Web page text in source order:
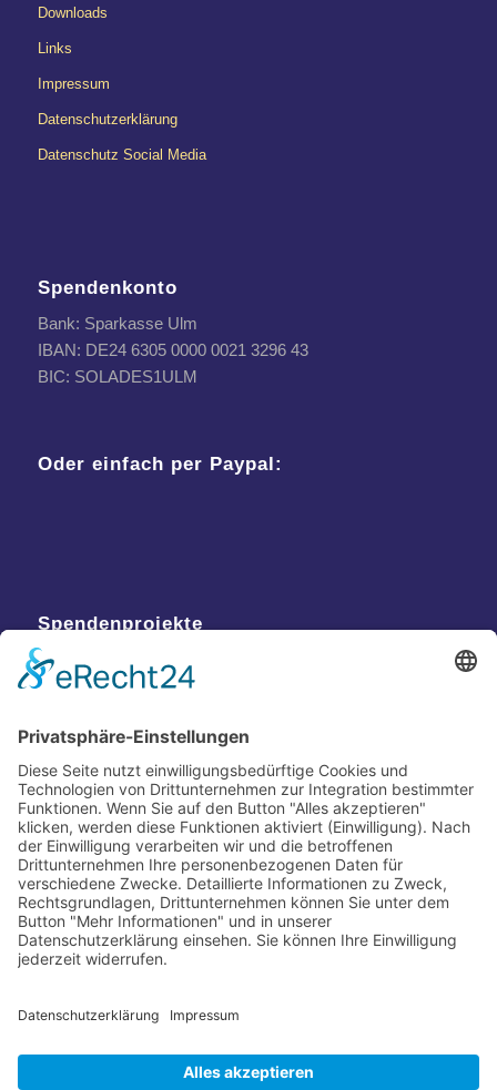
Downloads
Links
Impressum
Datenschutzerklärung
Datenschutz Social Media
Spendenkonto
Bank: Sparkasse Ulm
IBAN: DE24 6305 0000 0021 3296 43
BIC: SOLADES1ULM
Oder einfach per Paypal:
Spendenprojekte
Kontakt
Postanschrift
Traumkatzen e.V.
89231 Neu-Ulm